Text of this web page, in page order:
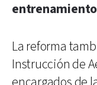
entrenamiento
La reforma
Instrucción de